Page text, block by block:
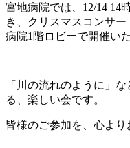
宮地病院では、12/14 14
き、クリスマスコンサ
病院1階ロビーで開催い
「川の流れのように」
る、楽しい会です。
皆様のご参加を、心より